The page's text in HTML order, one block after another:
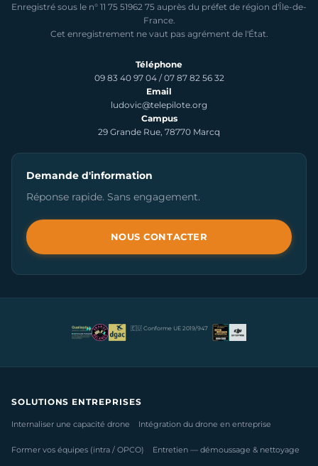
Enregistré sous le n° 11 75 51962 75 auprès du préfet de région d'Île-de-
France.
Cet enregistrement ne vaut pas agrément de l'État.
Téléphone
09 83 40 97 04 /07 87 82 56 32
Email
ludovic@telepilote.org
Campus
29 Grande Rue, 78770 Marcq
Demande d'information
Réponse rapide. Sans engagement.
NOUS CONTACTER
🇪🇺 Conforme UE 2019/947
SOLUTIONS ENTREPRISES
Internaliser une capacité drone Intégration du drone en entreprise
Former vos équipes (intra / OPCO) Entretien — démoussage & nettoyage